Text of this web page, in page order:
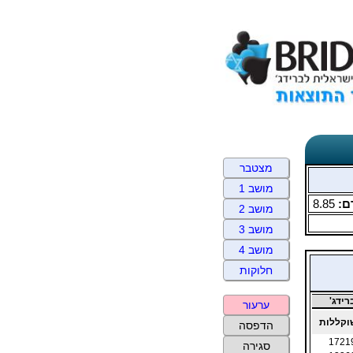
8.85
מצטבר
מושב 1
מושב 2
מושב 3
מושב 4
חלוקות
ערעור
הדפסה
סגירה